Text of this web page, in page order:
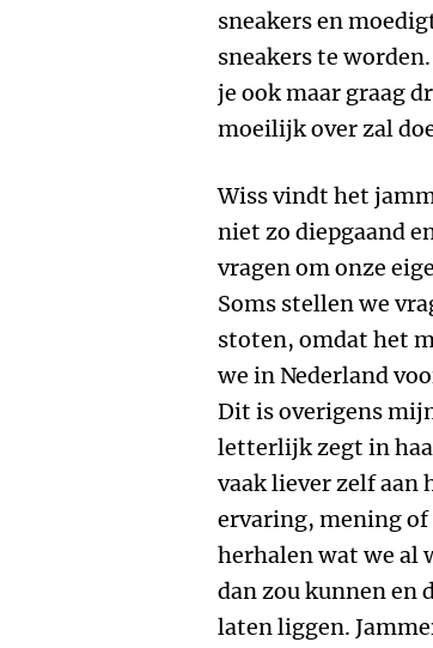
sneakers en
sneakers te
je ook maar graag
moeilijk over zal
Wiss vindt het
niet zo diepgaand
vragen om onze
Soms stellen we
stoten, omdat het
we in Nederland
Dit is overigens
letterlijk zegt in
vaak liever zelf aan
ervaring, mening of
herhalen wat we al
dan zou kunnen en
laten liggen.